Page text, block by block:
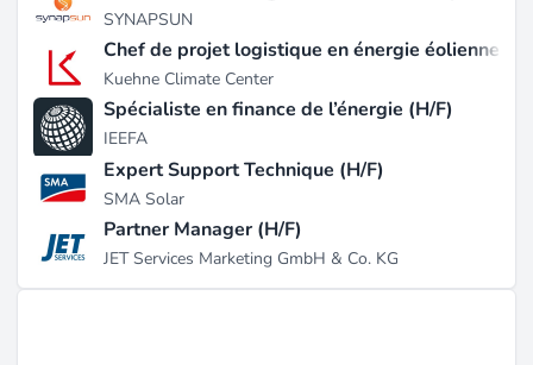
SYNAPSUN
Chef de projet logistique en énergie éolienne
Kuehne Climate Center
Spécialiste en finance de l’énergie (H/F)
IEEFA
Expert Support Technique (H/F)
SMA Solar
Partner Manager (H/F)
JET Services Marketing GmbH & Co. KG